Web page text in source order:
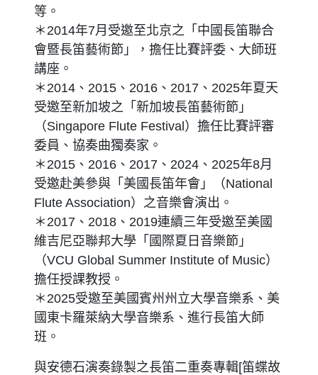
等。
＊2014年7月受邀至北京之「中國長笛聯合
會暨長笛藝術節」，擔任比賽評委、大師班
講座。
＊2014、2015、2016、2017、2025年夏天
受邀至新加坡之「新加坡長笛藝術節」
（Singapore Flute Festival）擔任比賽評審
委員、協奏曲獨奏家。
＊2015、2016、2017、2024、2025年8月
受邀赴美參與「美國長笛年會」（National
Flute Association）之音樂會演出。
＊2017、2018、2019連續三年受邀至美國
維吉尼亞聯邦大學「國際夏日音樂節」
（VCU Global Summer Institute of Music）
擔任授課教授。
＊2025受邀至美國賓州州立大學音樂系、美
國東卡羅萊納大學音樂系、進行長笛大師
班。
與安德石演奏錄製之長笛二重奏專輯[笛蝶故